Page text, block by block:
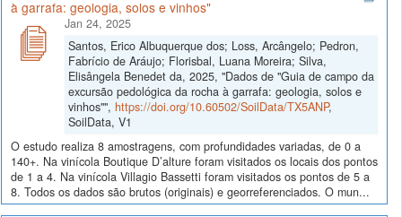
à garrafa: geologia, solos e vinhos"
Jan 24, 2025
Santos, Erico Albuquerque dos; Loss, Arcângelo; Pedron,
Fabrício de Aráujo; Florisbal, Luana Moreira; Silva,
Elisângela Benedet da, 2025, "Dados de "Guia de campo da
excursão pedológica da rocha à garrafa: geologia, solos e
vinhos"", https://doi.org/10.60502/SoilData/TX5ANP,
SoilData, V1
O estudo realiza 8 amostragens, com profundidades variadas, de 0 a
140+. Na vinícola Boutique D’alture foram visitados os locais dos pontos
de 1 a 4. Na vinícola Villagio Bassetti foram visitados os pontos de 5 a
8. Todos os dados são brutos (originais) e georreferenciados. O mun...